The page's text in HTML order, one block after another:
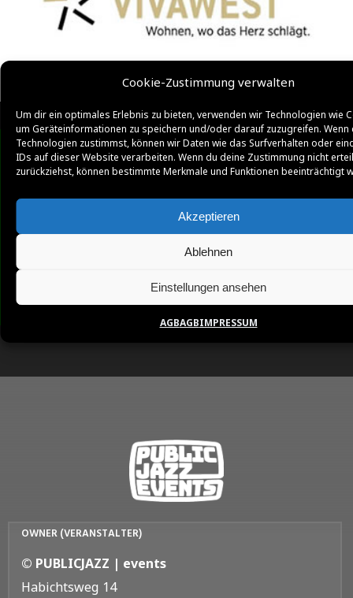
Cookie-Zustimmung verwalten
Um dir ein optimales Erlebnis zu bieten, verwenden wir Technologien wie
um Geräteinformationen zu speichern und/oder darauf zuzugreifen. Wenn
Technologien zustimmst, können wir Daten wie das Surfverhalten oder
IDs auf dieser Website verarbeiten. Wenn du deine Zustimmung nicht
zurückziehst, können bestimmte Merkmale und Funktionen beeinträchtigt
Akzeptieren
Ablehnen
Einstellungen ansehen
AGBAGBIMPRESSUM
OWNER (VERANSTALTER)
© PUBLICJAZZ | events
Habichtsweg 14